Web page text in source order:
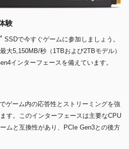
験
SSDで今すぐゲームに参加しましょう。
大5,150MB/秒（1TBおよび2TBモデル）
インターフェースを備えています。
ゲーム内の応答性とストリーミングを強
す。このインターフェースは主要なCPU
ムと互換性があり、PCIe Gen3との後方